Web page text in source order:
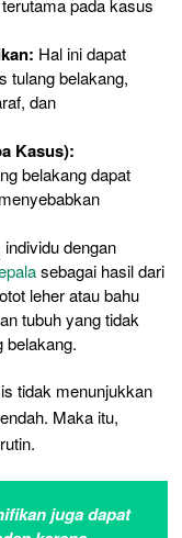
pada kasus
Hal ini dapat
tulang belakang,
dan
Kasus):
belakang dapat
individu dengan
sebagai hasil dari
leher atau bahu
tubuh yang tidak
belakang.
tidak menunjukkan
Maka itu,
juga dapat